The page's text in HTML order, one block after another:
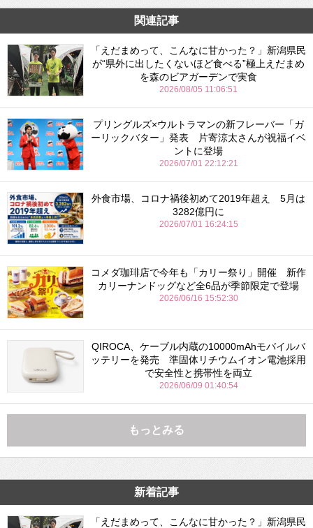
関連記事
「えだまめって、こんなに甘かった？」新潟県民
が“県外に出したくないほど食べる”極上えだまめ
を森のビアガーデンで実食
2026/08/05 11:06:51
プリングルズ×ウルトラマンの新フレーバー「ガ
ーリックバター」発表 片寄涼太さんが祝福イベ
ントに登場
2026/07/01 22:12:21
外食市場、コロナ禍後初めて2019年超え 5月は
3282億円に
2026/07/01 16:24:15
コメダ珈琲店で今年も「カリー祭り」開催 新作
カリーナンドッグなど全6品が季節限定で登場
2026/06/16 15:52:30
QIROCA、ケーブル内蔵の10000mAhモバイルバ
ッテリーを発売 準固体リチウムイオン電池採用
で安全性と携帯性を両立
2026/06/09 01:40:54
もっとみる
新着記事
「えだまめって、こんなに甘かった？」新潟県民